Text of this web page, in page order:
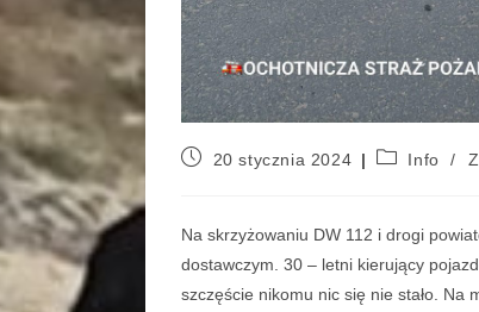
20 stycznia 2024 Info /
Na skrzyżowaniu DW 112 i drogi
dostawczym. 30 – letni kierujący
szczęście nikomu nic się nie stało. Na